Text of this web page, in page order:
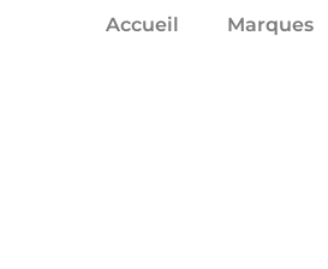
Accueil Marques